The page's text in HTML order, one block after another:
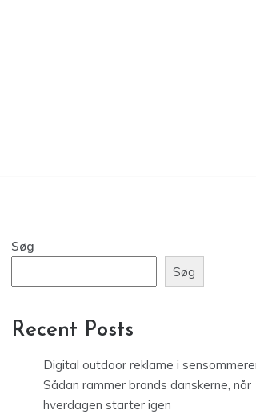
Søg
Søg
Recent Posts
Digital outdoor reklame i
Sådan rammer brands danskerne, når
hverdagen starter igen